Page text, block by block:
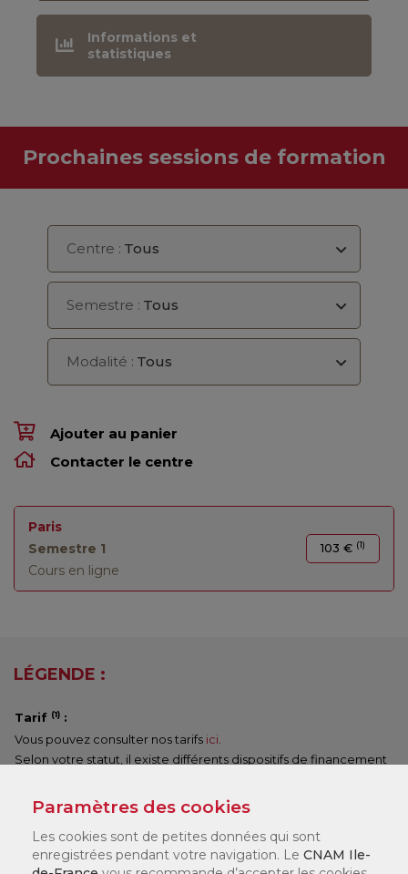
Informations et
statistiques
Prochaines sessions de formation
Centre : Tous
Semestre : Tous
Modalité : Tous
Ajouter au panier
Contacter le centre
Paris
Semestre 1
Cours en ligne
103 € (1)
LÉGENDE :
Tarif (1) :
Vous pouvez consulter nos tarifs ici
Selon votre statut, il existe différents dispositifs de financement
chargés de formation en centre vous accompagneront pour
Date de début de cours :
Paramètres des cookies
Les cookies sont de petites données qui sont
enregistrées pendant votre navigation. Le CNAM Ile-